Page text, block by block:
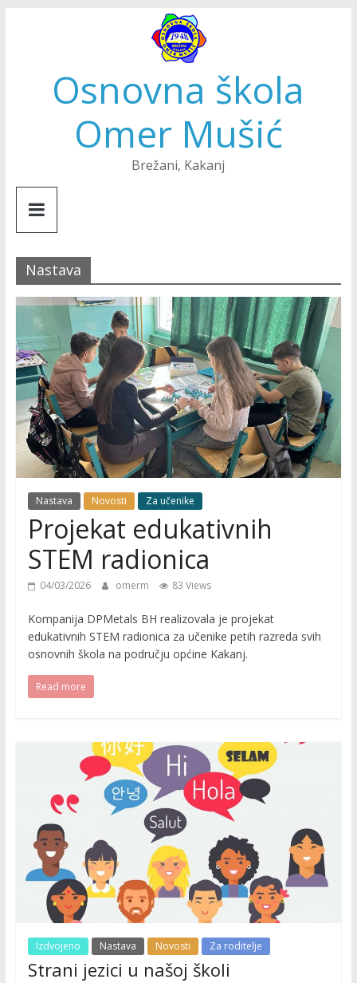
Osnovna škola
Omer Mušić
Brežani, Kakanj
Nastava
Nastava Novosti Za učenike
Projekat edukativnih
STEM radionica
04/03/2026 omerm 83 Views
Kompanija DPMetals BH realizovala je projekat
edukativnih STEM radionica za učenike petih razreda svih
osnovnih škola na području općine Kakanj.
Read more
Izdvojeno Nastava Novosti Za roditelje
Strani jezici u našoj školi